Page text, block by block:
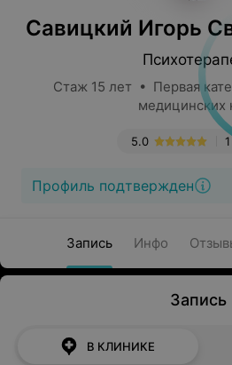
Савицкий Игорь
Стаж 15 лет • Первая
медицинских
5.0
Профиль подтвержден
Запись Инфо
Запись
В КЛИНИКЕ